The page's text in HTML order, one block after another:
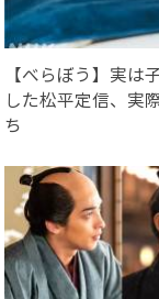
【べらぼう】実は
した松平定信、実
ち